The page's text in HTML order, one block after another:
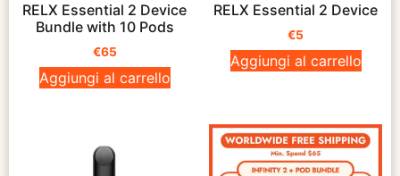
RELX Essential 2 Device
Bundle with 10 Pods
€65
Aggiungi al carrello
RELX Essential 2 Device
€5
Aggiungi al carrello